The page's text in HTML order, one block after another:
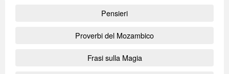
Pensieri
Proverbi del Mozambico
Frasi sulla Magia